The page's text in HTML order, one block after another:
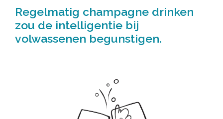
Regelmatig champagne drinken
zou de intelligentie bij
volwassenen begunstigen.